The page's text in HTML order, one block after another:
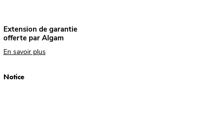
Extension de garantie
offerte par Algam
En savoir plus
Notice